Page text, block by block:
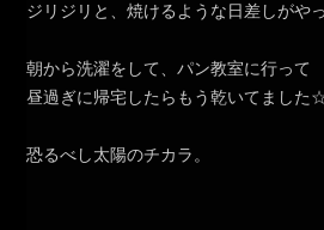
ジリジリと、焼けるような日差しがや
朝から洗濯をして、パン教室に行って
昼過ぎに帰宅したらもう乾いてました
恐るべし太陽のチカラ。